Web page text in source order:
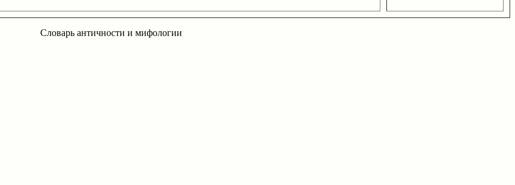
Словарь античности и мифологии